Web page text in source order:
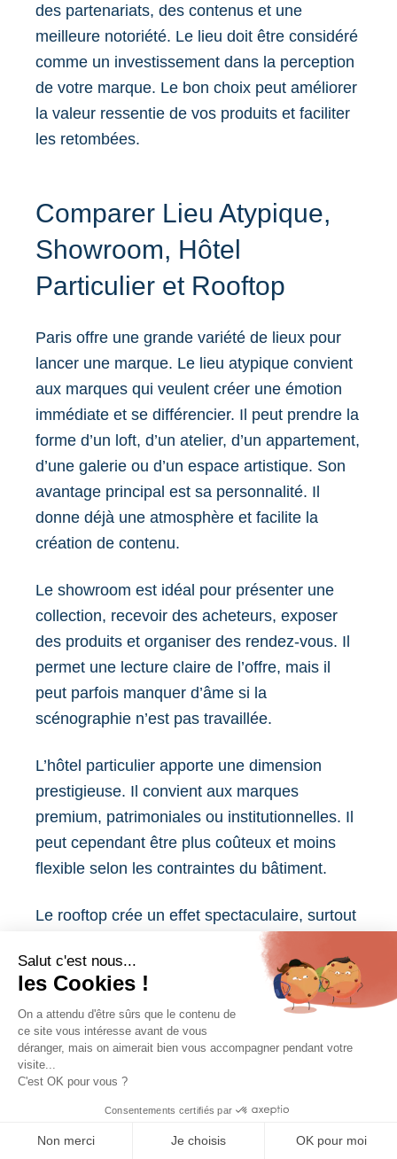
des partenariats, des contenus et une
meilleure notoriété. Le lieu doit être considéré
comme un investissement dans la perception
de votre marque. Le bon choix peut améliorer
la valeur ressentie de vos produits et faciliter
les retombées.
Comparer Lieu Atypique,
Showroom, Hôtel
Particulier et Rooftop
Paris offre une grande variété de lieux pour
lancer une marque. Le lieu atypique convient
aux marques qui veulent créer une émotion
immédiate et se différencier. Il peut prendre la
forme d’un loft, d’un atelier, d’un appartement,
d’une galerie ou d’un espace artistique. Son
avantage principal est sa personnalité. Il
donne déjà une atmosphère et facilite la
création de contenu.
Le showroom est idéal pour présenter une
collection, recevoir des acheteurs, exposer
des produits et organiser des rendez-vous. Il
permet une lecture claire de l’offre, mais il
peut parfois manquer d’âme si la
scénographie n’est pas travaillée.
L’hôtel particulier apporte une dimension
prestigieuse. Il convient aux marques
premium, patrimoniales ou institutionnelles. Il
peut cependant être plus coûteux et moins
flexible selon les contraintes du bâtiment.
Le rooftop crée un effet spectaculaire, surtout
grâce à la vue. Il est très attractif pour les
contenus sociaux, mais il dépend davantage
de la météo et peut poser des contraintes
acoustiques, techniques ou horaires.